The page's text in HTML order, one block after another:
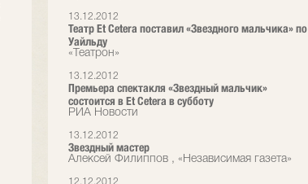
13.12.2012
Театр Et Cetera поставил «Звездного мальчика» по
Уайльду
«Театрон»
13.12.2012
Премьера спектакля «Звездный мальчик»
состоится в Et Cetera в субботу
РИА Новости
13.12.2012
Звездный мастер
Алексей Филиппов , «Независимая газета»
12.12.2012